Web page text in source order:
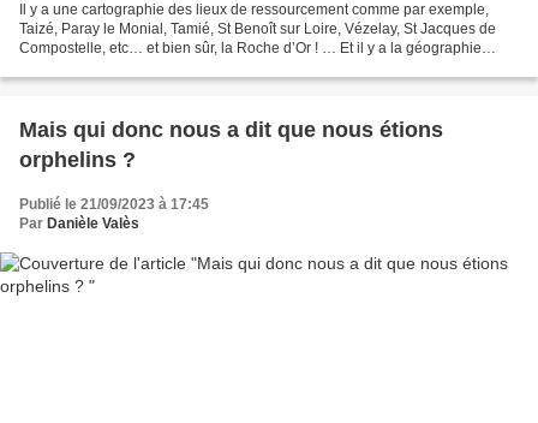
Il y a une cartographie des lieux de ressourcement comme par exemple,
Taizé, Paray le Monial, Tamié, St Benoît sur Loire, Vézelay, St Jacques de
Compostelle, etc… et bien sûr, la Roche d’Or ! … Et il y a la géographie
Mais qui donc nous a dit que nous étions
orphelins ?
Publié le 21/09/2023 à 17:45
Par Danièle Valès